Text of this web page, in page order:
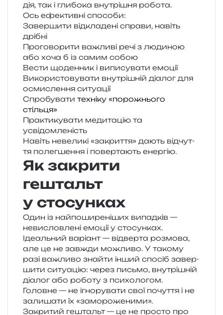
дія, так і гли­бо­ка вну­трі­шня робота.
Ось ефе­ктив­ні способи:
Завершити від­кла­де­ні спра­ви, навіть
дрібні
Проговорити важли­ві речі з люди­ною
або хоча б із самим собою
Вести щоден­ник і випи­су­ва­ти емоції
Використовувати вну­трі­шній діа­лог для
осми­сле­н­ня ситуації
Спробувати техніку «порожнього
стільця»
Практикувати меди­та­цію та
усвідомленість
Навіть неве­ли­кі «закри­т­тя» дають від­чу­т­
тя полег­ше­н­ня і повер­та­ють енергію.
Як закрити
гештальт
у стосунках
Один із най­по­ши­ре­ні­ших випад­ків —
неви­слов­ле­ні емо­ції у сто­сун­ках.
Ідеальний варі­ант — від­вер­та роз­мо­ва,
але це не зав­жди можли­во. У тако­му
разі важли­во зна­йти інший спо­сіб завер­
ши­ти ситу­а­цію: через письмо, вну­трі­шній
діа­лог або робо­ту з психологом.
Головне — не ігно­ру­ва­ти свої почу­т­тя і не
зали­ша­ти їх «замо­ро­же­ни­ми».
Закритий гештальт — це не про­сто про